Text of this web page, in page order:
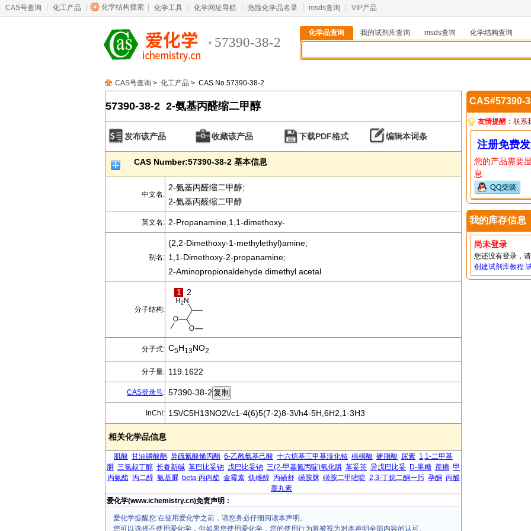
CAS号查询 化工产品 化学结构搜索 化学工具 化学网址导航 危险化学品名录 msds查询 VIP产品
57390-38-2
化学品查询 我的试剂库查询 msds查询
化学结构查询
CAS号查询 > 化工产品 > CAS No.57390-38-2
57390-38-2 2-氨基丙醛缩二甲醇
发布该产品 收藏该产品 下载PDF格式 编辑本词条
CAS Number:57390-38-2 基本信息
中文名:
2-氨基丙醛缩二甲醇;
2-氨基丙醛缩二甲醇
英文名: 2-Propanamine,1,1-dimethoxy-
别名:
(2,2-Dimethoxy-1-methylethyl)amine;
1,1-Dimethoxy-2-propanamine;
2-Aminopropionaldehyde dimethyl acetal
分子结构:
1 2
分子式: C5H13NO2
分子量: 119.1622
CAS登录号: 57390-38-2
InChI: 1S\/C5H13NO2\/c1-4(6)5(7-2)8-3\/h4-5H,6H2,1-3H3
相关化学品信息
肌酸 甘油磷酸酯 异硫氰酸烯丙酯 6-乙酰氨基己酸 十六烷基三甲基溴化铵 棕榈酸 硬脂酸 尿素 1,1-二甲基
肼 三氯叔丁醇 长春新碱 苯巴比妥钠 戊巴比妥钠 三(2-甲基氮丙啶)氧化膦 苯妥英 异戊巴比妥 D-果糖 蔗糖 甲
丙氨酯 丙二醇 氨基脲 beta-丙内酯 金霉素 炔雌醇 丙磺舒 磺胺脒 磺胺二甲嘧啶 2,3-丁烷二酮一肟 孕酮 丙酸
睾丸素
爱化学(www.ichemistry.cn)免责声明：
爱化学提醒您:在使用爱化学之前，请您务必仔细阅读本声明。
您可以选择不使用爱化学，但如果您使用爱化学，您的使用行为将被视为对本声明全部内容的认可。
CAS#57390-
友情提醒： 联系
注册免费
您的产品需要
息
我的库存信息
尚未登录
您还没有登录，
创建试剂库教程